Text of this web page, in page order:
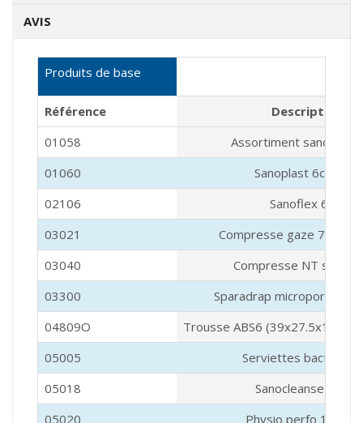
AVIS
Produits de base
Référence
Description
01058
Assortiment sanoplast
01060
Sanoplast 6cmx1m
02106
Sanoflex 6cm
03021
Compresse gaze
03040
Compresse NT s/s
03300
Sparadrap micropore
04809O
Trousse ABS6 (39x27.5x13.5)
05005
Serviettes
05018
Sanocleanse 50 ml
05020
Physio perfo 10ml S/